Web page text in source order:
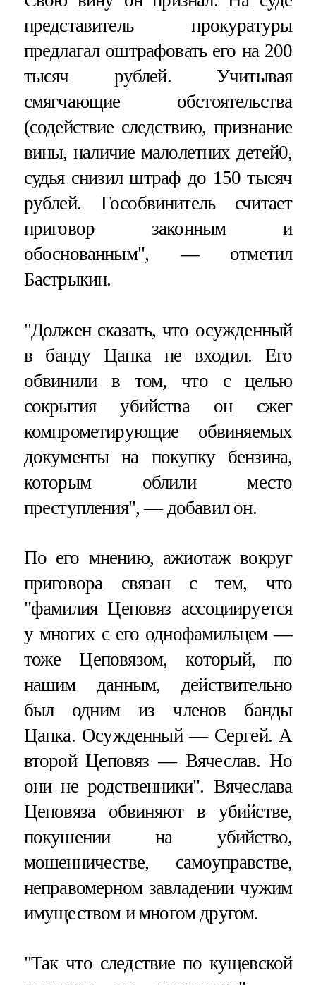
представитель прокуратуры
предлагал оштрафовать его на 200
тысяч рублей. Учитывая
смягчающие обстоятельства
(содействие следствию, признание
вины, наличие малолетних детей0,
судья снизил штраф до 150 тысяч
рублей. Гособвинитель считает
приговор законным и
обоснованным", — отметил
Бастрыкин.
"Должен сказать, что осужденный
в банду Цапка не входил. Его
обвинили в том, что с целью
сокрытия убийства он сжег
компрометирующие обвиняемых
документы на покупку бензина,
которым облили место
преступления", — добавил он.
По его мнению, ажиотаж вокруг
приговора связан с тем, что
"фамилия Цеповяз ассоциируется
у многих с его однофамильцем —
тоже Цеповязом, который, по
нашим данным, действительно
был одним из членов банды
Цапка. Осужденный — Сергей. А
второй Цеповяз — Вячеслав. Но
они не родственники". Вячеслава
Цеповяза обвиняют в убийстве,
покушении на убийство,
мошенничестве, самоуправстве,
неправомерном завладении чужим
имуществом и многом другом.
"Так что следствие по кущевской